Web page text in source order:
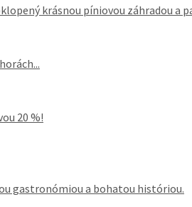
krásnou píniovou záhradou a
20 %!
gastronómiou a bohatou históriou.